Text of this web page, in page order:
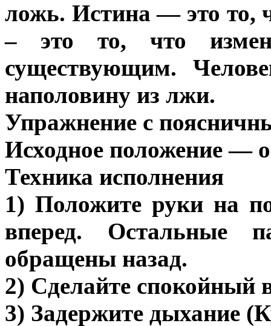
ложь. Истина — это то,
– это то, что
существующим.
наполовину из лжи.
Упражнение с
Исходное положение —
Техника исполнения
1) Положите руки на
вперед. Остальные
обращены назад.
2) Сделайте спокойный
3) Задержите дыхание